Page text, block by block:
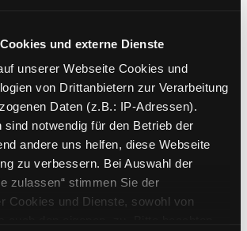
und externe Dienste
unserer Webseite Cookies und
von Drittanbietern zur Verarbeitung
Daten (z.B.: IP-Adressen).
sind notwendig für den Betrieb der
andere uns helfen, diese Webseite
zu verbessern. Bei Auswahl der
zulassen“ stimmen Sie der
Cookies und Dienste, sowohl von
Details von Stage Fright anzeigen
Mediengruppe:Kinderbuch
Stage Fright
Stewart, PaulSuche nach
2007
London, Usborne Publishing
Usborne Young Reading
2